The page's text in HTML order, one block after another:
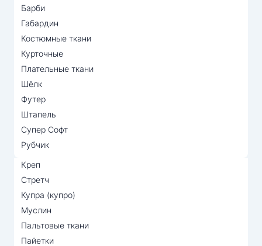
Барби
Габардин
Костюмные ткани
Курточные
Плательные ткани
Шёлк
Футер
Штапель
Супер Софт
Рубчик
Креп
Стретч
Купра (купро)
Муслин
Пальтовые ткани
Пайетки